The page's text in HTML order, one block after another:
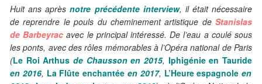
Huit ans aprèsnotre précédente interview, il était nécessaire
de reprendre le pouls du cheminement artistique de Stanislas
de Barbeyrac avec le principal intéressé. De l’eau a coulé sous
les ponts, avec des rôles mémorables à l’Opéra national de Paris
(Le Roi Arthus de Chausson en 2015, Iphigénie en Tauride
en 2016, La Flûte enchantée en 2017, L’Heure espagnole en